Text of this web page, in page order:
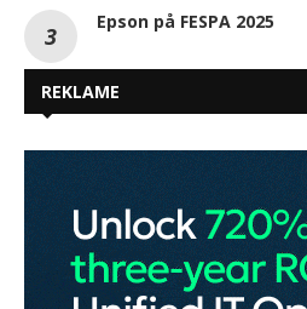
Epson på FESPA 2025
REKLAME